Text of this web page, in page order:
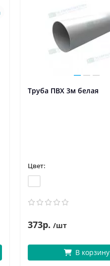
Труба ПВХ 3м белая
Цвет:
373р. /шт
В корзину